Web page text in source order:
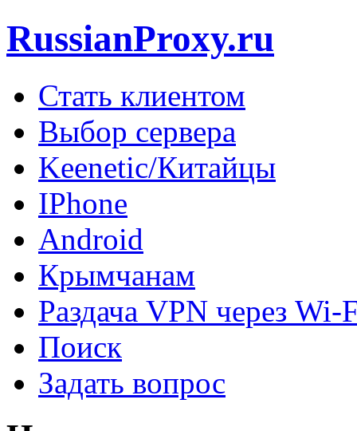
RussianProxy.ru
Стать клиентом
Выбор сервера
Keenetic/Китайцы
IPhone
Android
Крымчанам
Раздача VPN через Wi-
Поиск
Задать вопрос